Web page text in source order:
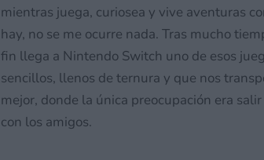
mientras juega, curiosea y vive aventuras
hay, no se me ocurre nada. Tras mucho
fin llega a Nintendo Switch uno de esos
sencillos, llenos de ternura y que nos
mejor, donde la única preocupación era
con los amigos.